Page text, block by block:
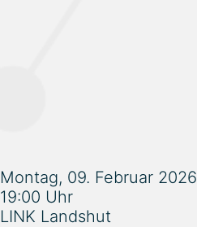
Montag, 09. Februar 2026
19:00 Uhr
LINK Landshut